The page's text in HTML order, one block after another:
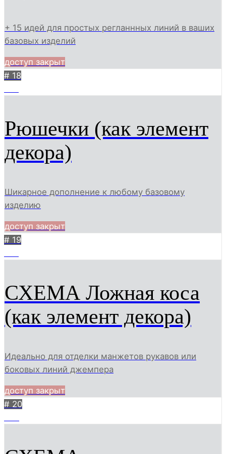
+ 15 идей для простых регланнных линий в ваших
базовых изделий
доступ закрыт
# 18
Рюшечки (как элемент
декора)
Шикарное дополнение к любому базовому
изделию
доступ закрыт
# 19
СХЕМА Ложная коса
(как элемент декора)
Идеально для отделки манжетов рукавов или
боковых линий джемпера
доступ закрыт
# 20